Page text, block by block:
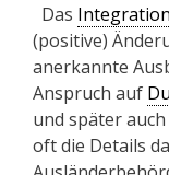
Das
(positive)
anerkannte
Anspruch auf
und später
oft die Details